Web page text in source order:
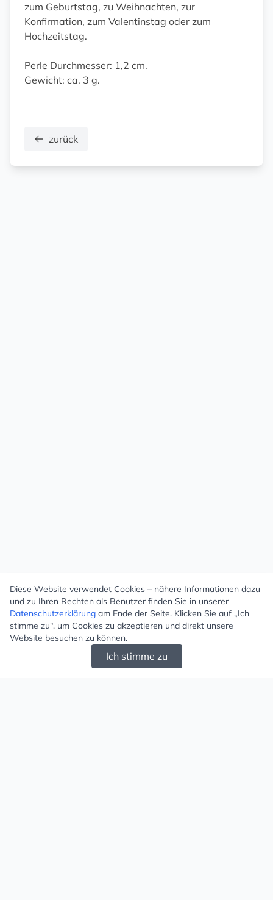
zum Geburtstag, zu Weihnachten, zur
Konfirmation, zum Valentinstag oder zum
Hochzeitstag.
Perle Durchmesser: 1,2 cm.
Gewicht: ca. 3 g.
zurück
Diese Website verwendet Cookies – nähere Informationen dazu
und zu Ihren Rechten als Benutzer finden Sie in unserer
Datenschutzerklärung am Ende der Seite. Klicken Sie auf „Ich
stimme zu", um Cookies zu akzeptieren und direkt unsere
Website besuchen zu können.
Ich stimme zu